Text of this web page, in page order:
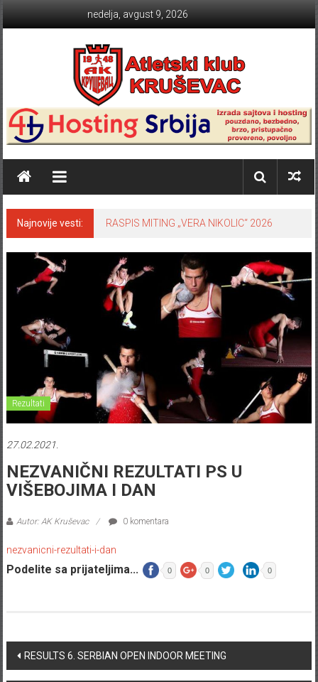
nedelja, avgust 9, 2026
Atletski klub KRUŠEVAC
Najnovije vesti: RASPIS MITING „VERA NIKOLIC“ 2026
Rezultati
27.02.2021.
NEZVANIČNI REZULTATI PS U
VIŠEBOJIMA I DAN
Autor: AK Kruševac 0 komentara
nezvanicni-rezultati-i-dan
Podelite sa prijateljima... 0 0 0
Post navigation
RESULTS 6. SERBIAN OPEN INDOOR MEETING